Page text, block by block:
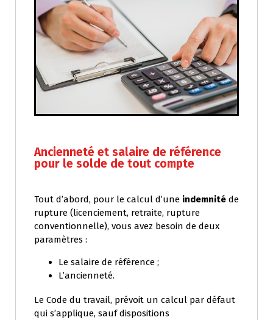
Ancienneté et salaire de référence
pour le solde de tout compte
Tout d’abord, pour le calcul d’une indemnité de
rupture (licenciement, retraite, rupture
conventionnelle), vous avez besoin de deux
paramètres :
Le salaire de référence ;
L’ancienneté.
Le Code du travail, prévoit un calcul par défaut
qui s’applique, sauf dispositions